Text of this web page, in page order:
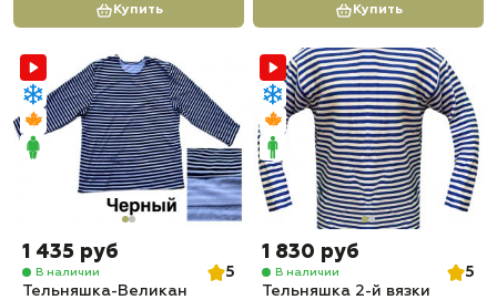
Купить Купить
1 435 руб
В наличии
5
Тельняшка-Великан
1 830 руб
В наличии
5
Тельняшка 2-й вязки